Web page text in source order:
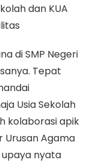
dan KUA
di SMP Negeri
Tepat
Usia Sekolah
kolaborasi apik
Urusan Agama
nyata